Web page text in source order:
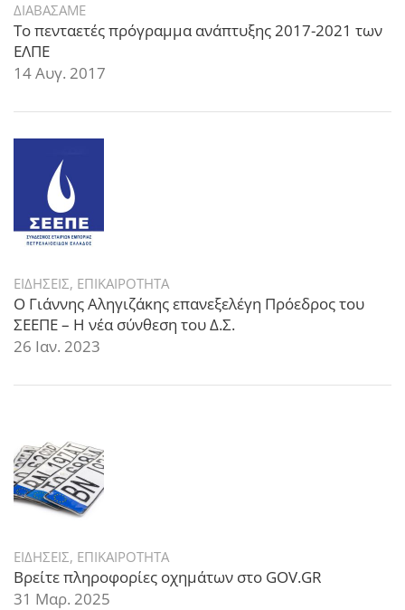
ΔΙΑΒΑΣΑΜΕ
Το πενταετές πρόγραμμα ανάπτυξης 2017-2021 των
ΕΛΠΕ
14 Αυγ. 2017
ΕΙΔΗΣΕΙΣ, ΕΠΙΚΑΙΡΟΤΗΤΑ
Ο Γιάννης Αληγιζάκης επανεξελέγη Πρόεδρος του
ΣΕΕΠΕ – Η νέα σύνθεση του Δ.Σ.
26 Ιαν. 2023
ΕΙΔΗΣΕΙΣ, ΕΠΙΚΑΙΡΟΤΗΤΑ
Βρείτε πληροφορίες οχημάτων στο GOV.GR
31 Μαρ. 2025